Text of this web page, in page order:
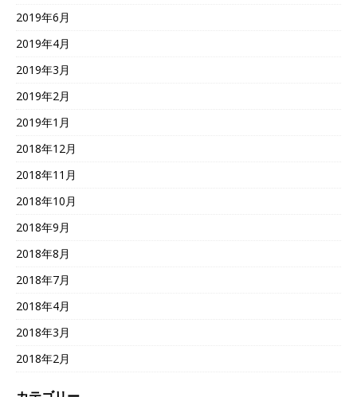
2019年6月
2019年4月
2019年3月
2019年2月
2019年1月
2018年12月
2018年11月
2018年10月
2018年9月
2018年8月
2018年7月
2018年4月
2018年3月
2018年2月